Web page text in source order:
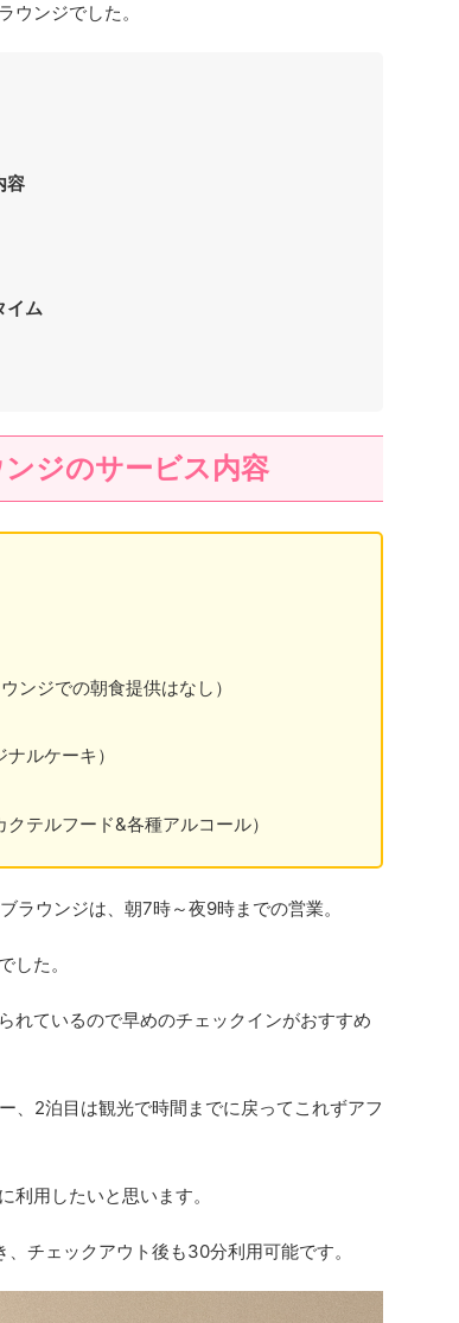
ウンジでした。
容
イム
ジのサービス内容
ンジでの朝食提供はなし）
ルケーキ）
テルフード&各種アルコール）
ラウンジは、朝7時～夜9時までの営業。
した。
れているので早めのチェックインがおすすめ
、2泊目は観光で時間までに戻ってこれずアフ
利用したいと思います。
チェックアウト後も30分利用可能です。